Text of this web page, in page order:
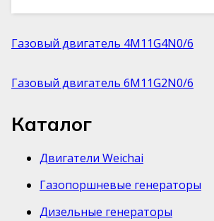
Газовый двигатель 4M11G4N0/6
Газовый двигатель 6M11G2N0/6
Каталог
Двигатели Weichai
Газопоршневые генераторы
Дизельные генераторы